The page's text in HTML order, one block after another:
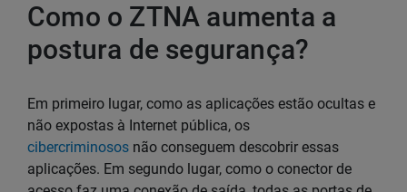
Como o ZTNA aumenta a
postura de segurança?
Em primeiro lugar, como as aplicações estão ocultas e
não expostas à Internet pública, os
cibercriminosos não conseguem descobrir essas
aplicações. Em segundo lugar, como o conector de